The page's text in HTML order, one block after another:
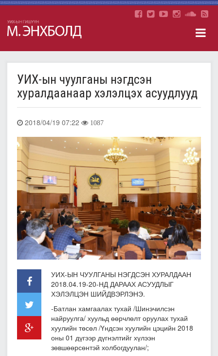
УИХ-ын чуулганы нэгдсэн
хуралдаанаар хэлэлцэх асуудлууд
2018/04/19 07:22 1087
УИХ-ЫН ЧУУЛГАНЫ НЭГДСЭН ХУРАЛДААН
2018.04.19-20-НД ДАРААХ АСУУДЛЫГ
ХЭЛЭЛЦЭН ШИЙДВЭРЛЭНЭ.
-Батлан хамгаалах тухай /Шинэчилсэн
найруулга/ хуульд өөрчлөлт оруулах тухай
хуулийн төсөл /Үндсэн хуулийн цэцийн 2018
оны 01 дүгээр дүгнэлтийг хүлээн
зөвшөөрсөнтэй холбогдуулан/;